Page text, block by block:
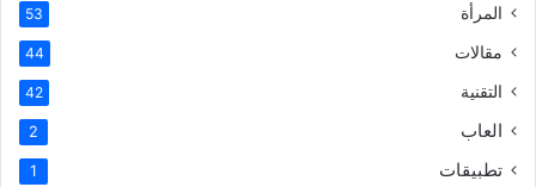
المرأة 53
مقالات 44
التقنية 42
العاب 2
تطبيقات 1